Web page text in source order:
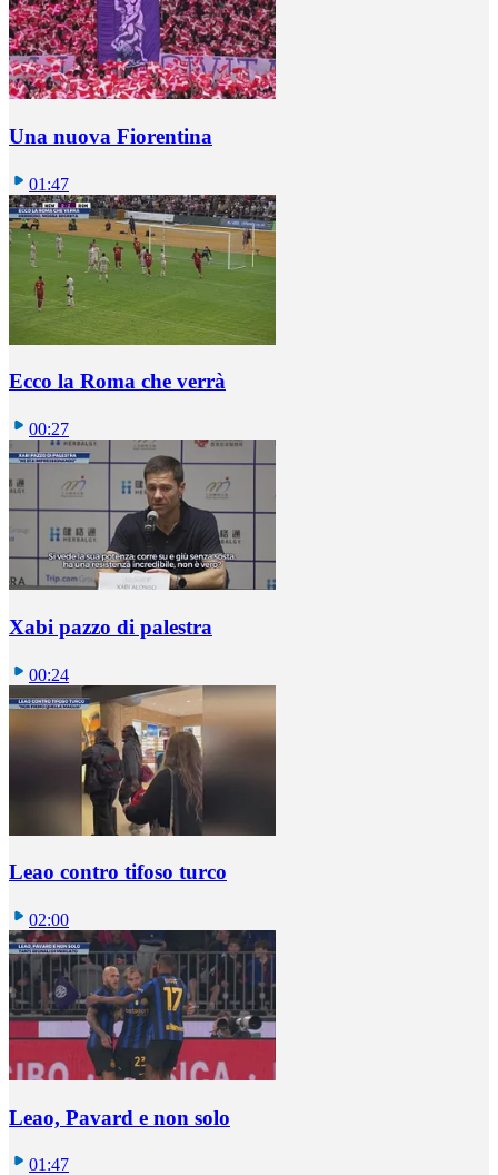
Una nuova Fiorentina
01:47
Ecco la Roma che verrà
00:27
Xabi pazzo di palestra
00:24
Leao contro tifoso turco
02:00
Leao, Pavard e non solo
01:47